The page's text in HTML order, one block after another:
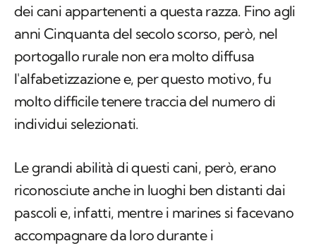
dei cani appartenenti a questa razza. Fino agli
anni Cinquanta del secolo scorso, però, nel
portogallo rurale non era molto diffusa
l'alfabetizzazione e, per questo motivo, fu
molto difficile tenere traccia del numero di
individui selezionati.
Le grandi abilità di questi cani, però, erano
riconosciute anche in luoghi ben distanti dai
pascoli e, infatti, mentre i marines si facevano
accompagnare da loro durante i